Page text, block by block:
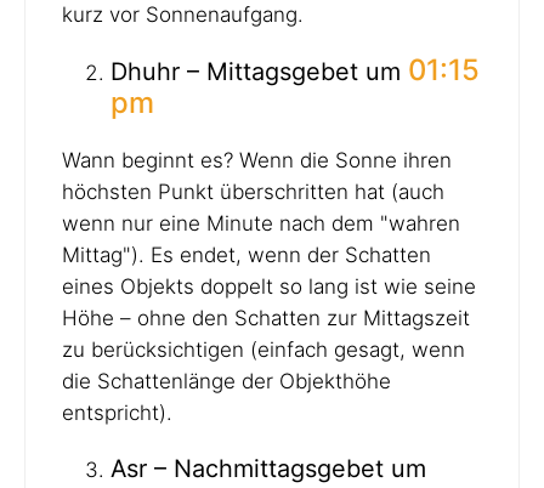
kurz vor Sonnenaufgang.
Dhuhr – Mittagsgebet um 01:15
pm
Wann beginnt es? Wenn die Sonne ihren
höchsten Punkt überschritten hat (auch
wenn nur eine Minute nach dem "wahren
Mittag"). Es endet, wenn der Schatten
eines Objekts doppelt so lang ist wie seine
Höhe – ohne den Schatten zur Mittagszeit
zu berücksichtigen (einfach gesagt, wenn
die Schattenlänge der Objekthöhe
entspricht).
Asr – Nachmittagsgebet um